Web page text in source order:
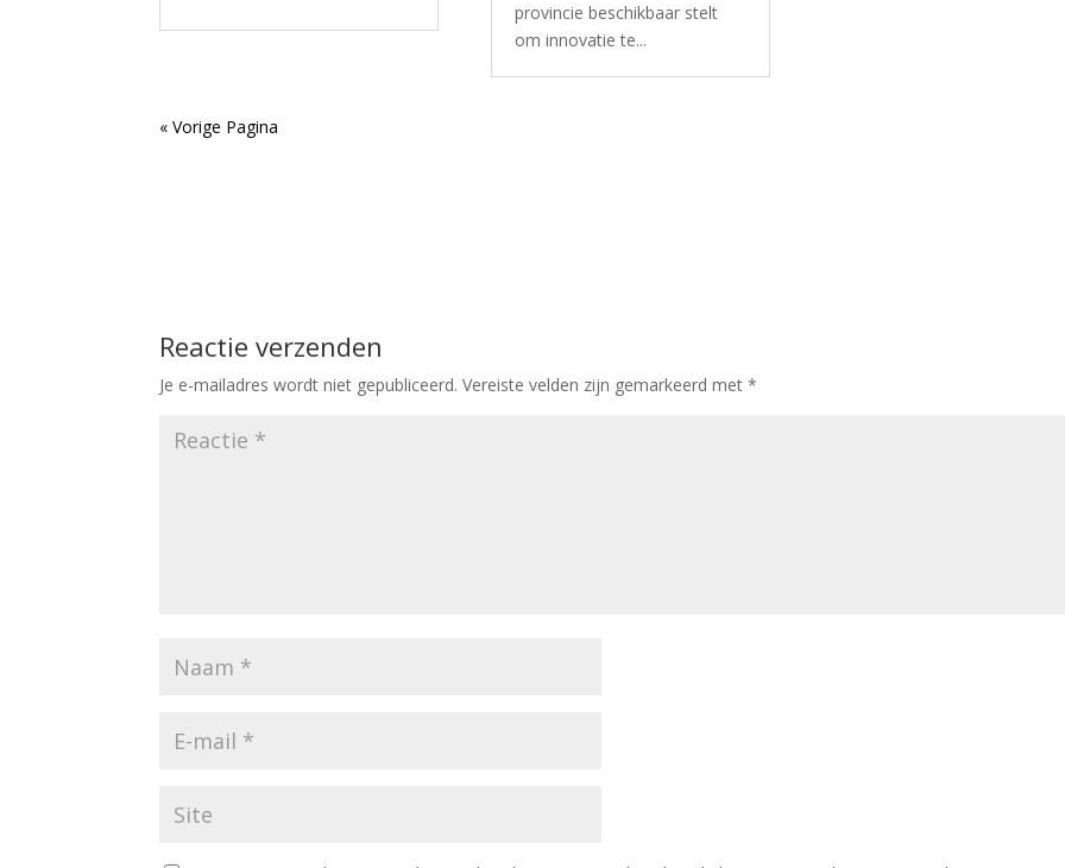
provincie beschikbaar stelt
om innovatie te...
« Vorige Pagina
Reactie verzenden
Je e-mailadres wordt niet gepubliceerd. Vereiste velden zijn gemarkeerd met*